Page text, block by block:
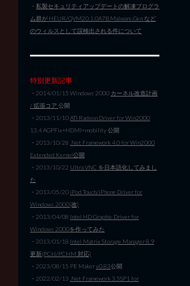
・ 私製セキュリティアップデートの解凍プログラ
ム群が HEUR/QVM20.1.0A7B.Malware.Gen など
のウィルスとして誤検出される件について
特別更新記事
・2014/01/15 Windows 2000 カーネル改造計画
/ 拡張コア 公開
・2013/11/10ATI Radeon Driver for Win2000
13.4 AGPFix+HDMI+mobility 公開
・2013/10/28 .Net Framework 4.0 for Win2000
Extended Kernel公開
・2013/10/22 Ultra VNC を日本語化してみまし
た
・2013/05/20 iPod Touch/iPhone Driver for
Windows 2000(改)
・2013/04/08 Intel HD Graphic Driver for
Windows 2000を作ってみた
・2013/01/18 Intel Matrix Storage Manager 8.9
更新(PCH/PCHM 対応)
・2023/08/15 PE Makerv0.83公開
・2022/02/13 .Net Framework 3.5SP1 for